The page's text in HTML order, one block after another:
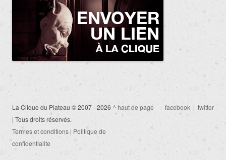
La Clique du Plateau © 2007 - 2026
| Tous droits réservés.
Termes et conditions | Politique de
confidentialite
^ haut de page facebook | twitter